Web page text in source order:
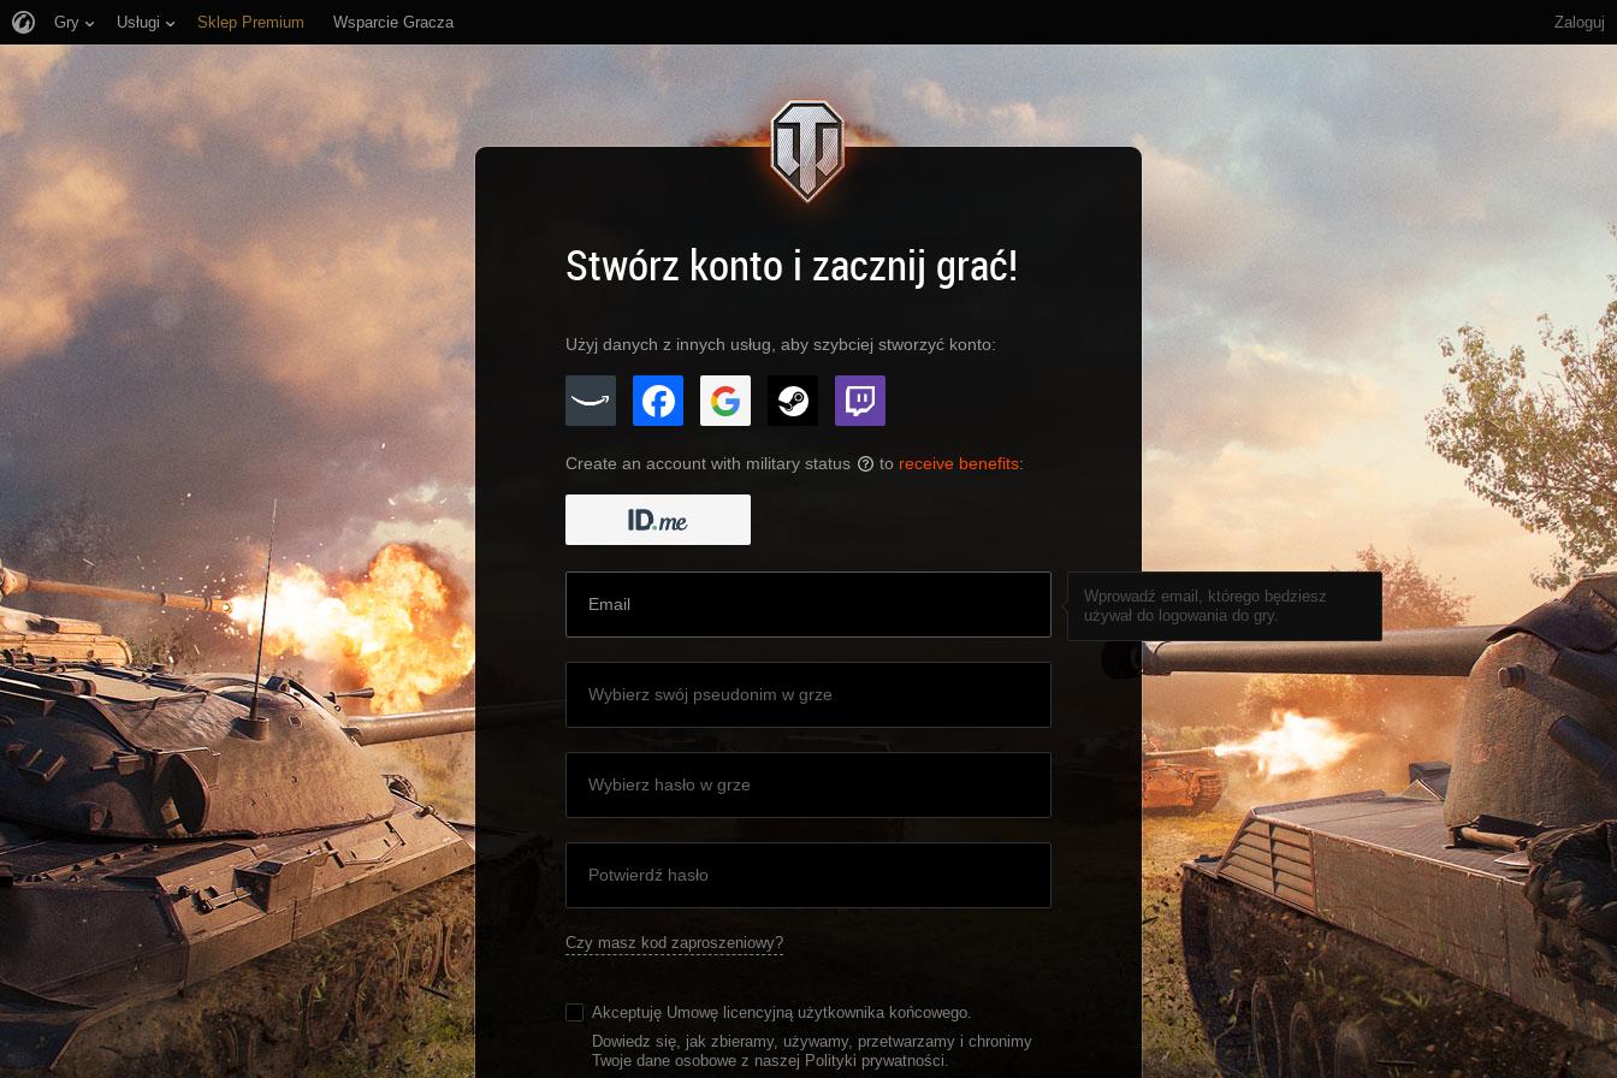
Zaloguj
Gry Usługi Sklep Premium Wsparcie Gracza
Stwórz konto i zacznij grać!
Użyj danych z innych usług, aby szybciej stworzyć konto:
Create an account with military status ? to receive benefits:
Wprowadź email, którego będziesz
używał do logowania do gry.
Czy masz kod zaproszeniowy?
Akceptuję Umowę licencyjną użytkownika końcowego.
Dowiedz się, jak zbieramy, używamy, przetwarzamy i chronimy
Twoje dane osobowe z naszej Polityki prywatności.